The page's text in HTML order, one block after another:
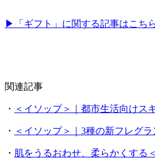
▶「ギフト」に関する記事はこち
関連記事
・ ＜イソップ＞｜都市生活向けス
・ ＜イソップ＞｜3種の新フレグ
・ 肌をうるおわせ、柔らかくする